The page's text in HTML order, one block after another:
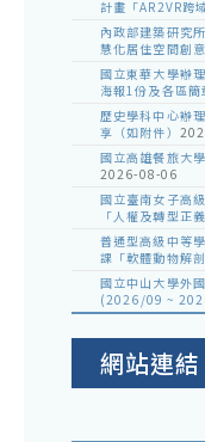
計畫「AR2VR跨
內政部建築研究
慧化居住空間創
國立東華大學辦
海報1份及各區
歷史學科中心辦
享（如附件）
國立高雄餐旅大
2026-08-06
國立臺南女子高
「人權及轉型正
普通型高級中等
課「軟體動物解
國立中山大學外
(2026/09 ~
網站連結